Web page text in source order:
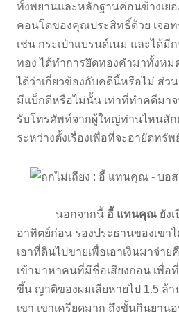
ทั้งพยานและหลักฐานค่อนข้างเย
คอนโดของคุณประสิทธิ์ด้วย เจอ
เช่น กระเป๋าแบรนด์เนม และได้มี
ทอง ได้ทำการยึดทองคำมาทั้งหม
ได้ว่าเกี่ยวข้องกับคดีนี้หรือไม่ ส่ว
มีแบ็กดีหรือไม่นั้น เท่าที่ทำคดีมาจ
รับโทรศัพท์จากผู้ใหญ่ท่านไหนสั
ระหว่างตั้งเรื่องเพื่อที่จะอายัดทรัพ
นอกจากนี้ อี้ แทนคุณ ยัง
อาทิตย์ก่อน รองประธานของเขา
เอาที่ดินไปขายเพื่อเอาเงินมาจ่า
เข้ามาหาคนที่มีชื่อเสียงก่อน เพื่อ
ขึ้น ญาติของผมเสียหายไป 1.5 ล้
เขา เขาเครียดมาก ถึงขั้นกินยาน